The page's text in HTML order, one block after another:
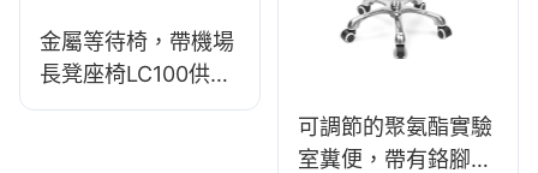
金屬等待椅，帶機場
長凳座椅LC100供應
商Hewei
可調節的聚氨酯實驗
室糞便，帶有鉻腳環